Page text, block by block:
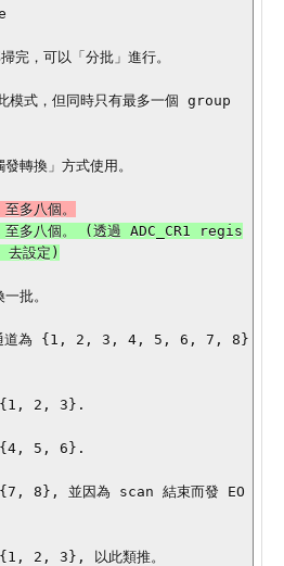
，可以「分批」進行。
式，但同時只有最多一個 group
轉換」方式使用。
至多八個。 (透過 ADC_CR1 regis
批。
通道為 {1, 2, 3, 4, 5, 6, 7, 8}